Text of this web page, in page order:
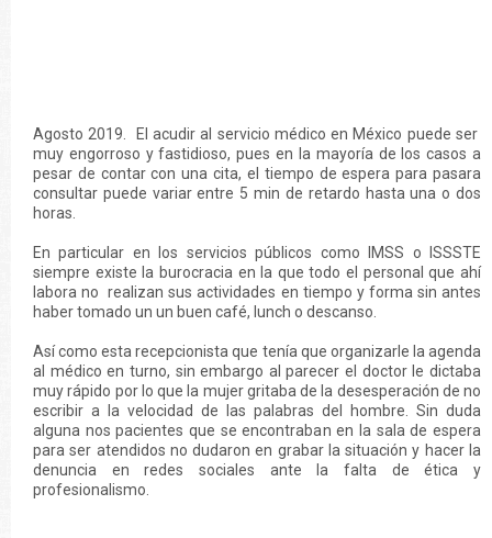
Agosto 2019. El acudir al servicio médico en México puede ser
muy engorroso y fastidioso, pues en la mayoría de los casos a
pesar de contar con una cita, el tiempo de espera para pasara
consultar puede variar entre 5 min de retardo hasta una o dos
horas.
En particular en los servicios públicos como IMSS o ISSSTE
siempre existe la burocracia en la que todo el personal que ahí
labora no realizan sus actividades en tiempo y forma sin antes
haber tomado un un buen café, lunch o descanso.
Así como esta recepcionista que tenía que organizarle la agenda
al médico en turno, sin embargo al parecer el doctor le dictaba
muy rápido por lo que la mujer gritaba de la desesperación de no
escribir a la velocidad de las palabras del hombre. Sin duda
alguna nos pacientes que se encontraban en la sala de espera
para ser atendidos no dudaron en grabar la situación y hacer la
denuncia en redes sociales ante la falta de ética y
profesionalismo.